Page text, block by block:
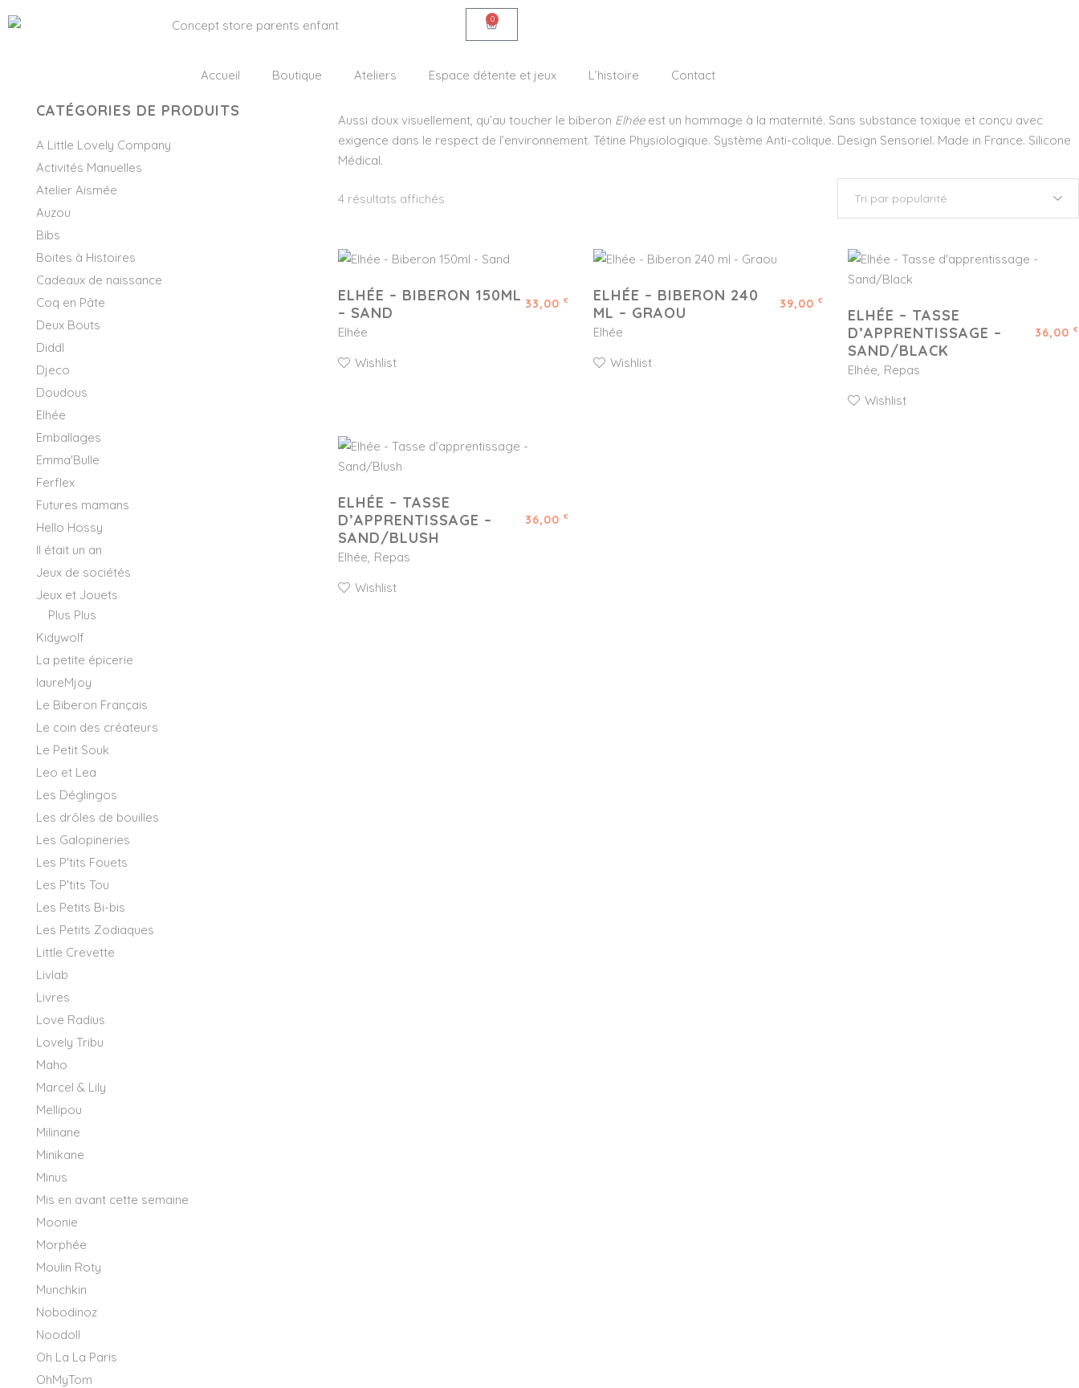
0
Accueil Boutique Ateliers Espace détente et jeux L’histoire Contact
Aussi doux visuellement, qu’au toucher le biberon Elhéeest un hommage à la maternité. Sans substance toxique et conçu avec
exigence dans le respect de l’environnement. Tétine Physiologique. Système Anti-colique. Design Sensoriel. Made in France. Silicone
Médical.
4 résultats affichés
ELHÉE – BIBERON 150ML
– SAND
33,00 €
Elhée
Wishlist
ELHÉE – BIBERON 240
ML – GRAOU
39,00€
Elhée
Wishlist
ELHÉE – TASSE
D’APPRENTISSAGE –
SAND/BLACK
36,00 €
Elhée Repas
Wishlist
ELHÉE – TASSE
D’APPRENTISSAGE –
SAND/BLUSH
36,00 €
Elhée Repas
Wishlist
CATÉGORIES DE PRODUITS
A Little Lovely Company
Activités Manuelles
Atelier Aismée
Auzou
Bibs
Boites à Histoires
Cadeaux de naissance
Coq en Pâte
Deux Bouts
Diddl
Djeco
Doudous
Elhée
Emballages
Emma'Bulle
Ferflex
Futures mamans
Hello Hossy
Il était un an
Jeux de sociétés
Jeux et Jouets
Plus Plus
Kidywolf
La petite épicerie
laureMjoy
Le Biberon Français
Le coin des créateurs
Le Petit Souk
Leo et Lea
Les Déglingos
Les drôles de bouilles
Les Galopineries
Les P'tits Fouets
Les P'tits Tou
Les Petits Bi-bis
Les Petits Zodiaques
Little Crevette
Livlab
Livres
Love Radius
Lovely Tribu
Maho
Marcel & Lily
Mellipou
Milinane
Minikane
Minus
Mis en avant cette semaine
Moonie
Morphée
Moulin Roty
Munchkin
Nobodinoz
Noodoll
Oh La La Paris
OhMyTom